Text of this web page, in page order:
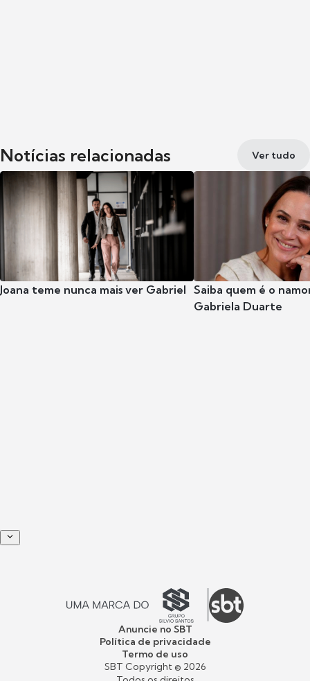
Notícias relacionadas Ver tudo
Joana teme nunca mais ver Gabriel Saiba quem é o
Gabriela Duarte
Anuncie no SBT
Política de privacidade
Termo de uso
SBT Copyright © 2026